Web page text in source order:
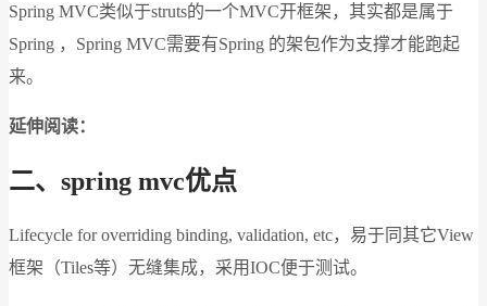
Spring MVC类似于struts的一个MVC开框架，其实都是属于
Spring ，Spring MVC需要有Spring 的架包作为支撑才能跑起
来。
延伸阅读：
二、spring mvc优点
Lifecycle for overriding binding, validation, etc，易于同其它View
框架（Tiles等）无缝集成，采用IOC便于测试。